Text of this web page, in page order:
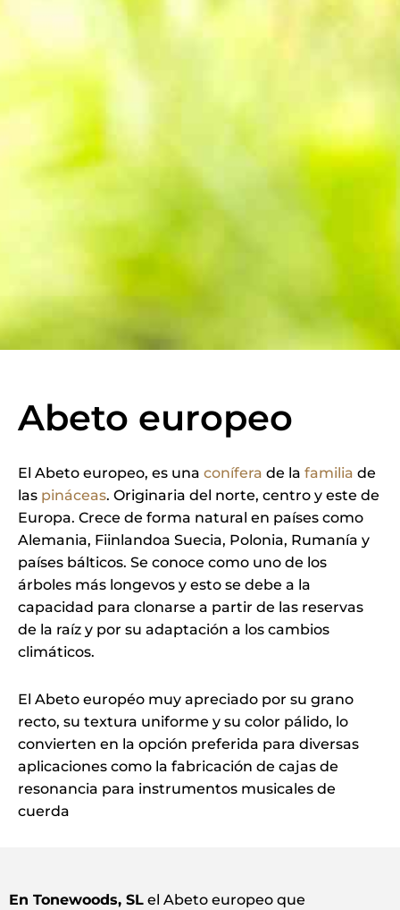
Abeto europeo
El Abeto europeo, es una conífera de la familia de
las pináceas. Originaria del norte, centro y este de
Europa. Crece de forma natural en países como
Alemania, Fiinlandoa Suecia, Polonia, Rumanía y
países bálticos. Se conoce como uno de los
árboles más longevos y esto se debe a la
capacidad para clonarse a partir de las reservas
de la raíz y por su adaptación a los cambios
climáticos.
El Abeto européo muy apreciado por su grano
recto, su textura uniforme y su color pálido, lo
convierten en la opción preferida para diversas
aplicaciones como la fabricación de cajas de
resonancia para instrumentos musicales de
cuerda
En Tonewoods, SL el Abeto europeo que